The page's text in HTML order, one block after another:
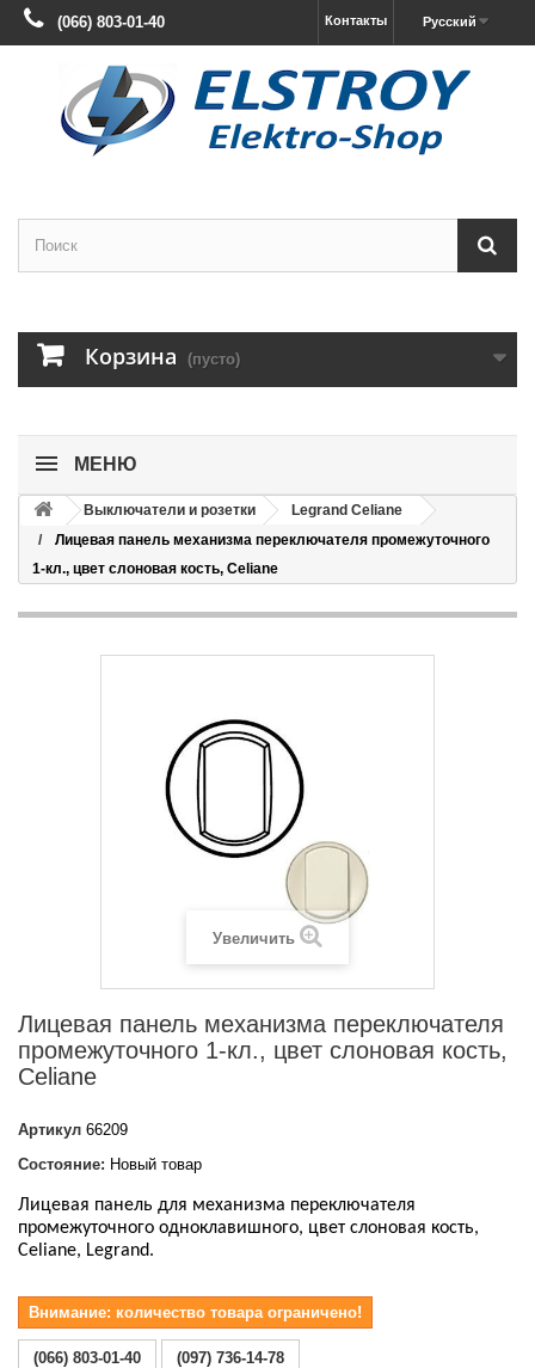
Русский
Контакты
(066) 803-01-40
Корзина (пусто)
МЕНЮ
Выключатели и розетки
Legrand Celiane
Лицевая панель механизма переключателя промежуточного
1-кл., цвет слоновая кость, Celiane
Увеличить
Лицевая панель механизма переключателя
промежуточного 1-кл., цвет слоновая кость,
Celiane
Артикул 66209
Состояние: Новый товар
Лицевая панель для механизма переключателя
промежуточного одноклавишного, цвет слоновая кость,
Celiane, Legrand.
Внимание: количество товара ограничено!
(066) 803-01-40 (097) 736-14-78